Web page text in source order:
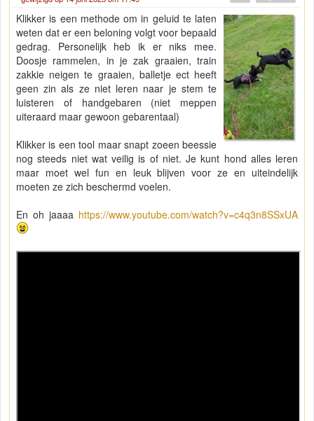
Klikker is een methode om in geluid te laten
weten dat er een beloning volgt voor bepaald
gedrag. Personelijk heb ik er niks mee.
Doosje rammelen, in je zak graaien, train
zakkie neigen te graaien, balletje ect heeft
geen zin als ze niet leren naar je stem te
luisteren of handgebaren (niet meppen
uiteraard maar gewoon gebarentaal)
Klikker is een tool maar snapt zoeen beessie
nog steeds niet wat veilig is of niet. Je kunt hond alles leren
maar moet wel fun en leuk blijven voor ze en uiteindelijk
moeten ze zich beschermd voelen.
En oh jaaaa https://www.youtube.com/watch?v=c4q3n8SSxUA